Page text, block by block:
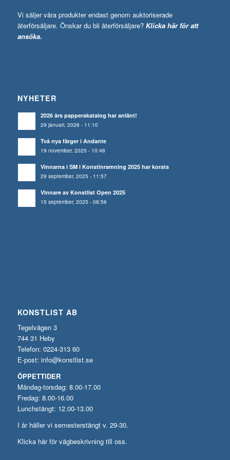
Vi säljer våra produkter endast genom auktoriserade
återförsäljare. Önskar du bli återförsäljare? Klicka här för att
ansöka.
NYHETER
2026 års papperskatalog har anlänt!
29 januari, 2026 - 11:10
Två nya färger i Andante
19 november, 2025 - 10:48
Vinnarna i SM i Konstinramning 2025 har korats
29 september, 2025 - 11:57
Vinnare av Konstlist Open 2025
15 september, 2025 - 08:56
KONSTLIST AB
Tegelvägen 3
744 31 Heby
Telefon: 0224-313 60
E-post: info@konstlist.se
ÖPPETTIDER
Måndag-torsdag: 8.00-17.00
Fredag: 8.00-16.00
Lunchstängt: 12.00-13.00
I år håller vi semesterstängt v. 29-30.
Klicka här för vägbeskrivning till oss.